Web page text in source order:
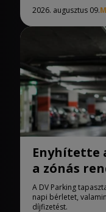
2026. augusztus 09.
Enyhítette
a zónás
A DV Parking
napi bérletet,
díjfizetést.